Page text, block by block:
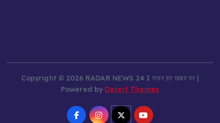
Copyright © 2026 RADAR NEWS 24 I नज़र हर खबर पर |
Powered by Desert Themes